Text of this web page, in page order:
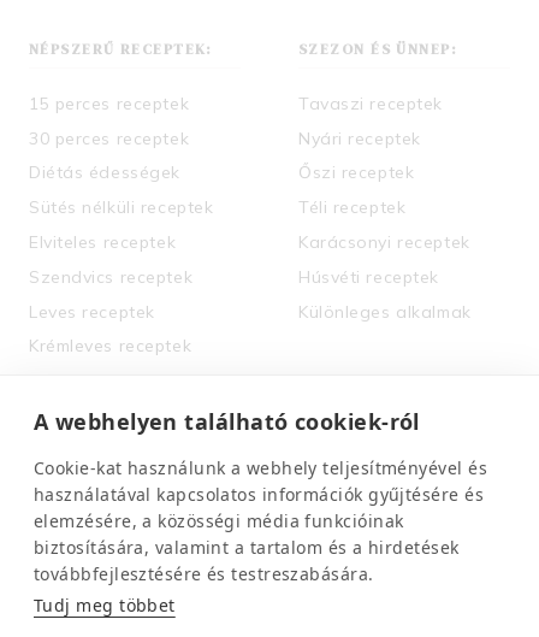
A webhelyen található cookiek-ról
Cookie-kat használunk a webhely teljesítményével és
használatával kapcsolatos információk gyűjtésére és
elemzésére, a közösségi média funkcióinak
biztosítására, valamint a tartalom és a hirdetések
továbbfejlesztésére és testreszabására.
Tudj meg többet
NÉPSZERŰ RECEPTEK:
15 perces receptek
30 perces receptek
Diétás édességek
Sütés nélküli receptek
Elviteles receptek
Szendvics receptek
Leves receptek
Krémleves receptek
Lasagne receptek
Ital receptek
Magyaros ételek
gyűjteménye
SZEZON ÉS ÜNNEP:
Tavaszi receptek
Nyári receptek
Őszi receptek
Téli receptek
Karácsonyi receptek
Húsvéti receptek
Különleges alkalmak